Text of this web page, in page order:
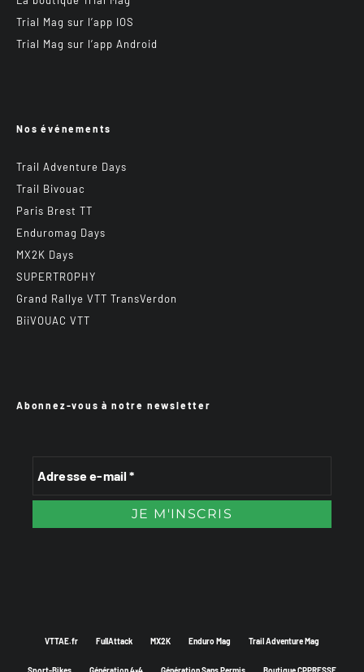
Trial Mag sur l’app IOS
Trial Mag sur l’app Android
Nos événements
Trail Adventure Days
Trail Bivouac
Paris Brest TT
Enduromag Days
MX2K Days
SUPERTROPHY
Grand Rallye VTT TransVerdon
BiiVOUAC VTT
Abonnez-vous à notre newsletter
VTTAE.fr FullAttack MX2K Enduro Mag Trail Adventure Mag